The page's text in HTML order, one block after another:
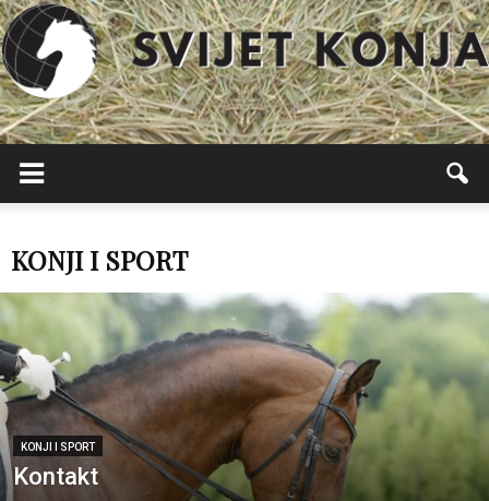
Svijet
KONJI I SPORT
KONJI I SPORT
Kontakt